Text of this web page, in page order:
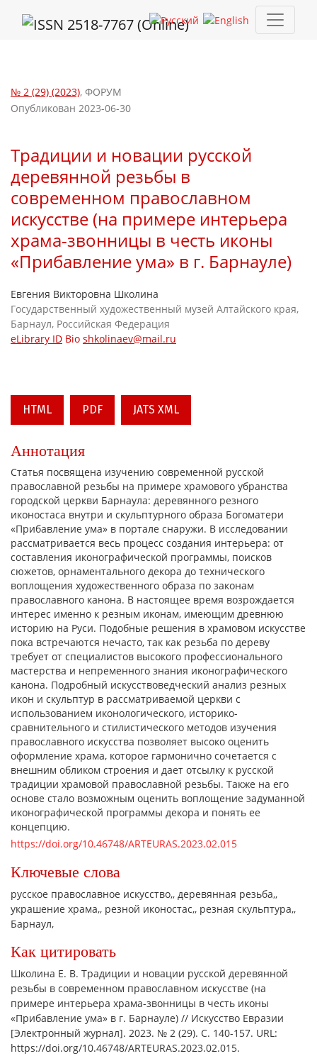
Традиции и новации русской деревянной резьбы в
№ 2 (29) (2023), ФОРУМ
Традиции и новации русской
деревянной резьбы в
современном православном
искусстве (на примере интерьера
храма-звонницы в честь иконы
«Прибавление ума» в г. Барнауле)
Опубликован 2023-06-30
Евгения Викторовна Школина
Государственный художественный музей Алтайского края,
Барнаул, Российская Федерация
eLibrary ID Bio shkolinaev@mail.ru
HTML PDF JATS XML
Ключевые слова
русское православное искусство, деревянная резьба,
украшение храма, резной иконостас, резная скульптура,
Барнаул,
Как цитировать
Школина Е. В. Традиции и новации русской деревянной
резьбы в современном православном искусстве (на
примере интерьера храма-звонницы в честь иконы
«Прибавление ума» в г. Барнауле) // Искусство Евразии
[Электронный журнал]. 2023. № 2 (29). С. 140-157. URL:
https://doi.org/10.46748/ARTEURAS.2023.02.015.
Аннотация
Статья посвящена изучению современной русской
православной резьбы на примере храмового убранства
городской церкви Барнаула: деревянного резного
иконостаса внутри и скульптурного образа Богоматери
«Прибавление ума» в портале снаружи. В исследовании
рассматривается весь процесс создания интерьера: от
составления иконографической программы, поисков
сюжетов, орнаментального декора до технического
воплощения художественного образа по законам
православного канона. В настоящее время возрождается
интерес именно к резным иконам, имеющим древнюю
историю на Руси. Подобные решения в храмовом искусстве
пока встречаются нечасто, так как резьба по дереву
требует от специалистов высокого профессионального
мастерства и непременного знания иконографического
канона. Подробный искусствоведческий анализ резных
икон и скульптур в рассматриваемой церкви с
использованием иконологического, историко-
сравнительного и стилистического методов изучения
православного искусства позволяет высоко оценить
оформление храма, которое гармонично сочетается с
внешним обликом строения и дает отсылку к русской
традиции храмовой православной резьбы. Также на его
основе стало возможным оценить воплощение задуманной
иконографической программы декора и понять ее
концепцию.
https://doi.org/10.46748/ARTEURAS.2023.02.015